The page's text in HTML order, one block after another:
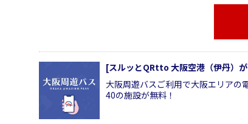
[スルッとQRtto 大阪空港（伊丹）
大阪周遊バスご利用で大阪エリアの
40の施設が無料！